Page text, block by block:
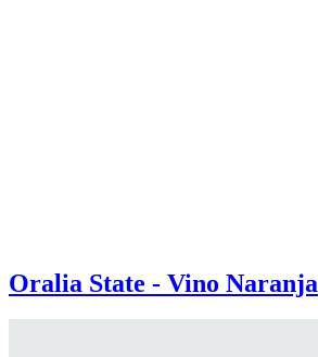
Oralia State - Vino Naranja